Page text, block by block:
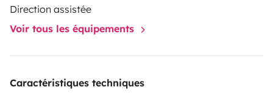
Direction assistée
Voir tous les équipements
Caractéristiques techniques